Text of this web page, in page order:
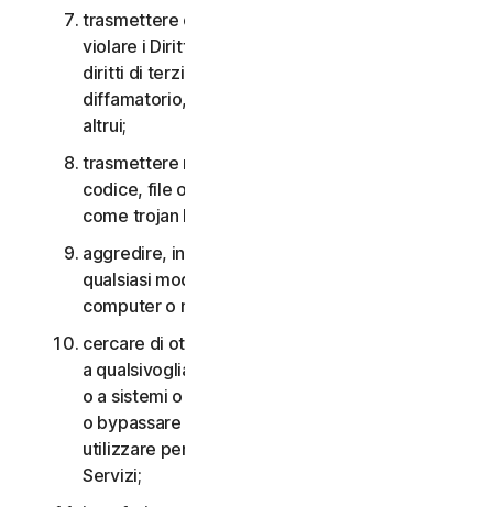
trasmettere o archiviare materiale che potrebbe
violare i Diritti di proprietà intellettuale o altri
diritti di terzi o che risulta illegale, lesivo,
diffamatorio, calunnioso o invasivo della privacy
altrui;
trasmettere materiale che contiene virus o altro
codice, file o programmi per computer dannosi
come trojan horse, worm o time bomb;
aggredire, interferire, negare il servizio in
qualsiasi modo o forma a qualsiasi altra rete,
computer o nodo attraverso i Servizi;
cercare di ottenere un accesso non autorizzato
a qualsivoglia Servizio, agli account di altri utenti
o a sistemi o reti di computer connessi ai Servizi
o bypassare qualsiasi misura che potremmo
utilizzare per prevenire o limitare l’accesso ai
Servizi;